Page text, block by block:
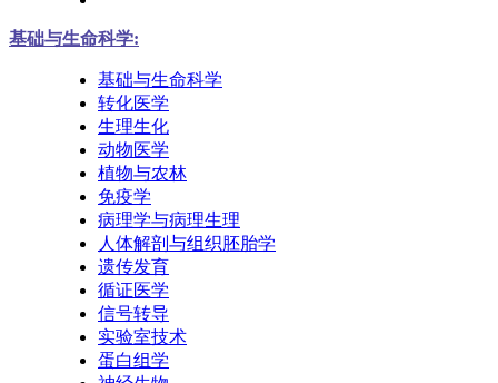
基础与生命科学:
基础与生命科学
转化医学
生理生化
动物医学
植物与农林
免疫学
病理学与病理生理
人体解剖与组织胚胎学
遗传发育
循证医学
信号转导
实验室技术
蛋白组学